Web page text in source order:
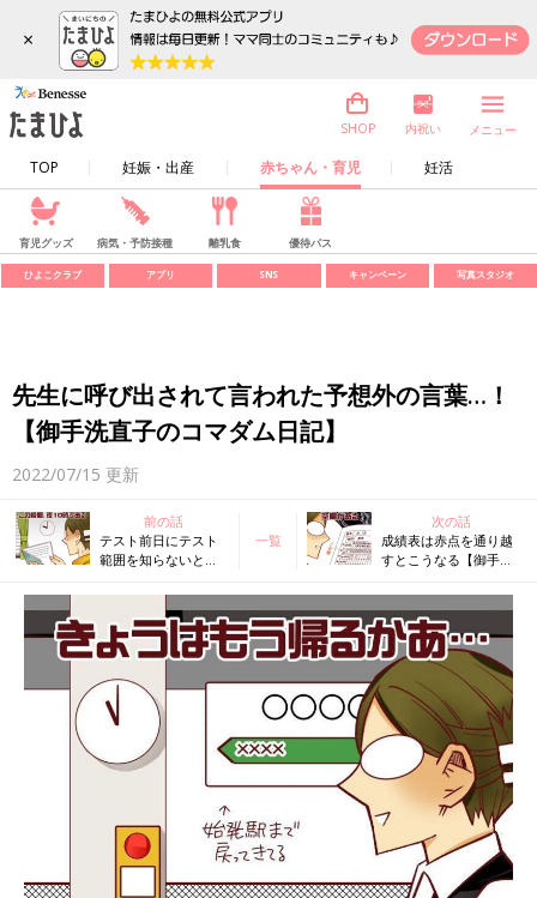
×
TOP 妊娠・出産 赤ちゃん・育児 妊活
SHOP 内祝い メニュー
育児グッズ 病気・予防接種 離乳食 優待パス
ひよこクラブ アプリ SNS キャンペーン 写真スタジオ
先生に呼び出されて言われた予想外の言葉…！
【御手洗直子のコマダム日記】
2022/07/15 更新
前の話
テスト前日にテスト
範囲を知らないとこ
のコマダム日記】
一覧
次の話
成績表は赤点を通り越
すとこうなる【御手洗